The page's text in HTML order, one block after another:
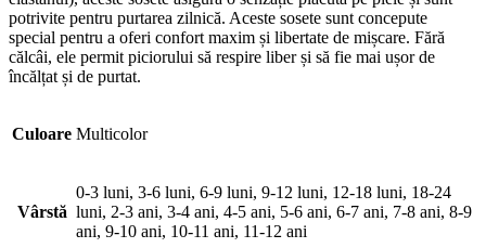
potrivite pentru purtarea zilnică. Aceste sosete sunt concepute
special pentru a oferi confort maxim și libertate de mișcare. Fără
călcâi, ele permit piciorului să respire liber și să fie mai ușor de
încălțat și de purtat.
Culoare Multicolor
Vârstă
0-3 luni, 3-6 luni, 6-9 luni, 9-12 luni, 12-18 luni, 18-24
luni, 2-3 ani, 3-4 ani, 4-5 ani, 5-6 ani, 6-7 ani, 7-8 ani, 8-9
ani, 9-10 ani, 10-11 ani, 11-12 ani